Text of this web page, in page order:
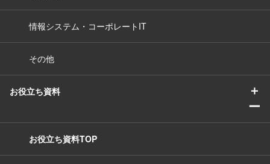
情報システム・コーポレートIT
その他
お役立ち資料
＋
ー
お役立ち資料TOP